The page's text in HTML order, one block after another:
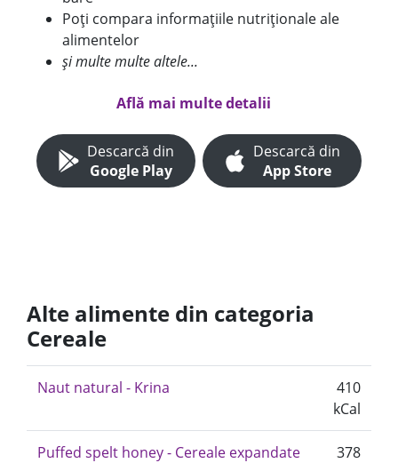
Poți compara informațiile nutriționale ale
alimentelor
și multe multe altele...
Află mai multe detalii
Descarcă din
Google Play
Descarcă din
App Store
Alte alimente din categoria
Cereale
Naut natural - Krina
410
kCal
Puffed spelt honey - Cereale expandate
378